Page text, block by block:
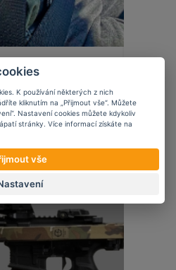
při nošení krátké
K používání některých z nich
kliknutím na „Přijmout vše“. Můžete
Nastavení cookies můžete kdykoliv
stránky. Více informací získáte na
vše